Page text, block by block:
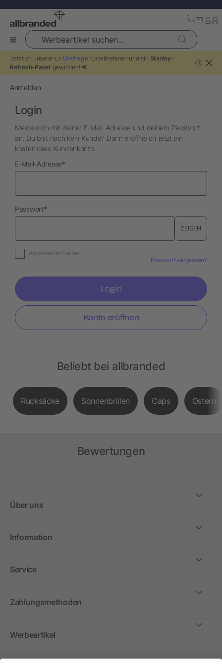
Werbeartikel suchen...
Jetzt an unserer 👉 Umfrage👈 teilnehmen und ein Stanley-
Refresh-Paket gewinnen! 📢
?
Anmelden
Login
Melde dich mit deiner E-Mail-Adresse und deinem Passwort
an. Du bist noch kein Kunde? Dann eröffne dir jetzt ein
kostenloses Kundenkonto.
E-Mail-Adresseerforderlich
*
Passworterforderlich
*
ZEIGEN
Angemeldet bleiben
Passwort vergessen?
Login
Konto eröffnen
Beliebt bei allbranded
Rucksäcke Sonnenbrillen Caps Ostern
Bewertungen
Über uns
Information
Service
Zahlungsmethoden
Werbeartikel